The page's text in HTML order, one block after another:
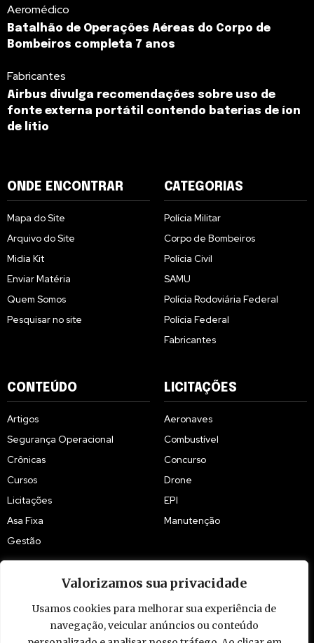
Valorizamos sua privacidade
Usamos cookies para melhorar sua experiência de
navegação, veicular anúncios ou conteúdo
Aeromédico
Batalhão de Operações Aéreas do Corpo de
Bombeiros completa 7 anos
Fabricantes
Airbus divulga recomendações sobre uso de
fonte externa portátil contendo baterias de íon
de lítio
ONDE ENCONTRAR
Mapa do Site
Arquivo do Site
Midia Kit
Enviar Matéria
Quem Somos
Pesquisar no site
CATEGORIAS
Polícia Militar
Corpo de Bombeiros
Polícia Civil
SAMU
Polícia Rodoviária Federal
Polícia Federal
Fabricantes
CONTEÚDO
Artigos
Segurança Operacional
Crônicas
Cursos
Licitações
Asa Fixa
Gestão
LICITAÇÕES
Aeronaves
Combustível
Concurso
Drone
EPI
Manutenção
© 2009 - 2026 Piloto Policial. Todos os direitos reservados. Brasil.